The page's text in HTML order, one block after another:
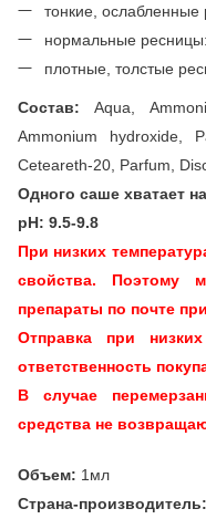
тонкие,
нормальные
плотные, толстые
Состав: Aqua,
Ammonium hydroxide,
Ceteareth-20, Parfum,
Одного саше хватает
pH: 9.5-9.8
При низких
свойства. Поэтому
препараты по почте
Отправка при
ответственность
В случае
средства не
Объем: 1мл
Страна-производитель: